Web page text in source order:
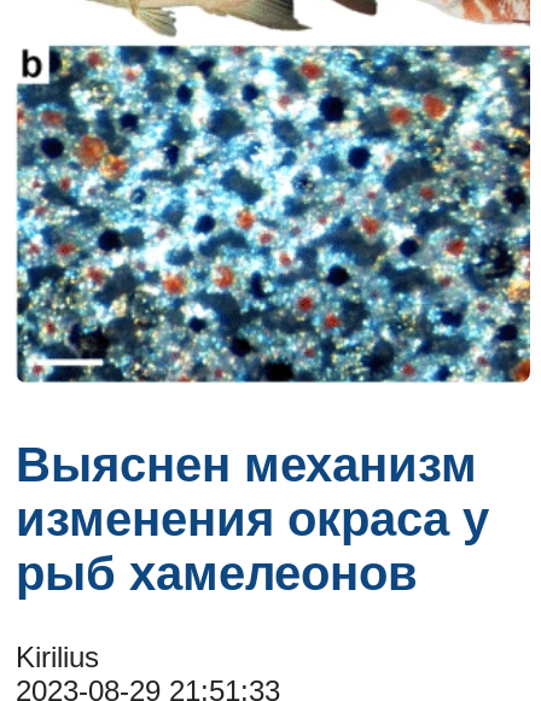
Выяснен механизм
изменения окраса у
рыб хамелеонов
Kirilius
2023-08-29 21:51:33